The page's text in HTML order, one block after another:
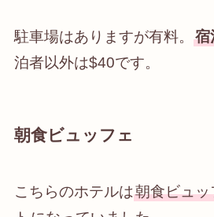
駐車場はありますが有料。 宿
泊者以外は$40です。
朝食ビュッフェ
こちらのホテルは朝食ビュ